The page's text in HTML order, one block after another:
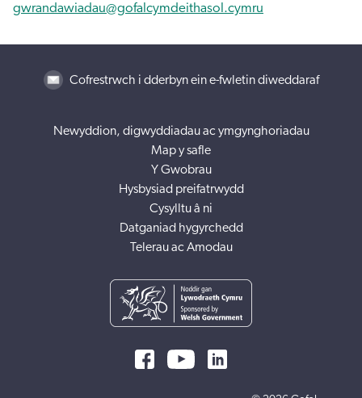
gwrandawiadau@gofalcymdeithasol.cymru
Cofrestrwch i dderbyn ein e-fwletin diweddaraf
Newyddion, digwyddiadau ac ymgynghoriadau
Map y safle
Y Gwobrau
Hysbysiad preifatrwydd
Cysylltu â ni
Datganiad hygyrchedd
Telerau ac Amodau